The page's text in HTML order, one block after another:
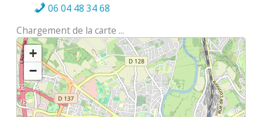
06 04 48 34 68
Chargement de la carte ...
+
−